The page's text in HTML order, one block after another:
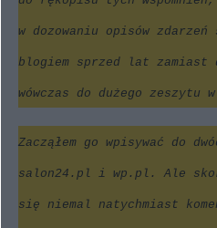
w dozowaniu opisów
blogiem sprzed lat zamiast
wówczas do dużego zeszytu
Zacząłem go wpisywać do
salon24.pl i wp.pl. Ale
się niemal natychmiast